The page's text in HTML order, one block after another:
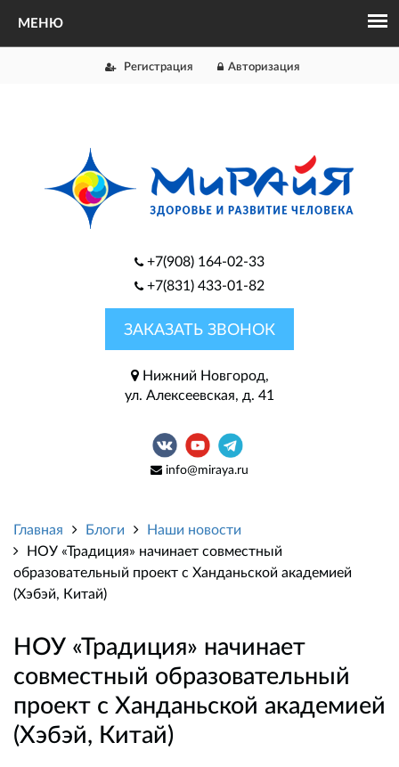
Регистрация Авторизация
+7(908) 164-02-33
+7(831) 433-01-82
ЗАКАЗАТЬ ЗВОНОК
Нижний Новгород,
ул. Алексеевская, д. 41
info@miraya.ru
Главная Блоги
Наши новости
НОУ «Традиция» начинает совместный
образовательный проект с Ханданьской академией
(Хэбэй, Китай)
НОУ «Традиция» начинает
совместный образовательный
проект с Ханданьской академией
(Хэбэй, Китай)